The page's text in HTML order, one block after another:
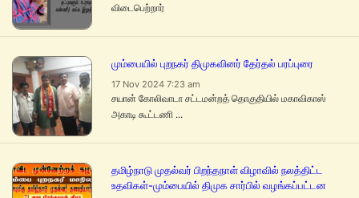
விடைபெற்றார்
மும்பையில் புறநகர் திமுகவினர் தேர்தல் பரப்புரை
17 Nov 2024 7:23 am
சயான் கோலிவாடா சட்டமன்றத் தொகுதியில் மகாவிகாஸ்
அகாடி கூட்டணி ...
தமிழ்நாடு முதல்வர் பிறந்தநாள் விழாவில் நலத்திட்ட
உதவிகள்-மும்பையில் திமுக சார்பில் வழங்கப்பட்டன